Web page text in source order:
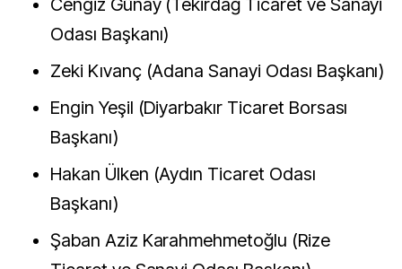
Odası Başkanı)
Zeki Kıvanç (Adana Sanayi Odası Başkanı)
Engin Yeşil (Diyarbakır Ticaret Borsası
Başkanı)
Hakan Ülken (Aydın Ticaret Odası
Başkanı)
Şaban Aziz Karahmehmetoğlu (Rize